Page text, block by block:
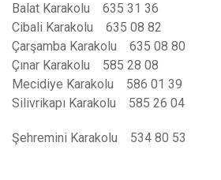
Balat Karakolu 635 31 36
Cibali Karakolu 635 08 82
Çarşamba Karakolu 635 08 80
Çınar Karakolu 585 28 08
Mecidiye Karakolu 586 01 39
Silivrikapı Karakolu 585 26 04
Şehremini Karakolu 534 80 53